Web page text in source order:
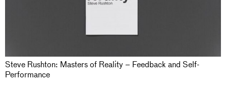
Steve Rushton: Masters of Reality – Feedback and Self-
Performance